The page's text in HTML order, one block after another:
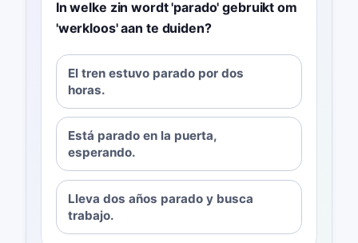
In welke zin wordt 'parado' gebruikt om
'werkloos' aan te duiden?
El tren estuvo parado por dos
horas.
Está parado en la puerta,
esperando.
Lleva dos años parado y busca
trabajo.